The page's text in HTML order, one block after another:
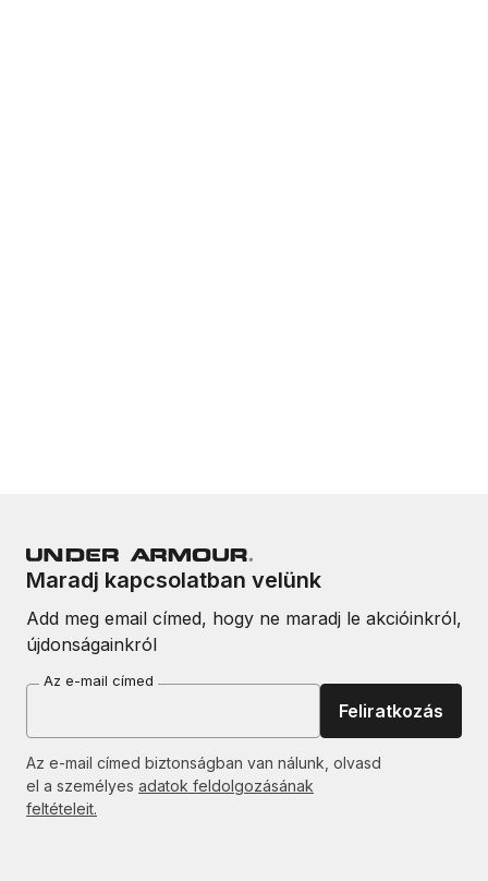
Maradj kapcsolatban velünk
Add meg email címed, hogy ne maradj le akcióinkról,
újdonságainkról
Az e-mail címed
Feliratkozás
Az e-mail címed biztonságban van nálunk, olvasd
el a személyes adatok feldolgozásának
feltételeit.